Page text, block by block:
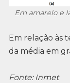
Em amarelo e
Em relação às
da média em
Fonte: Inmet